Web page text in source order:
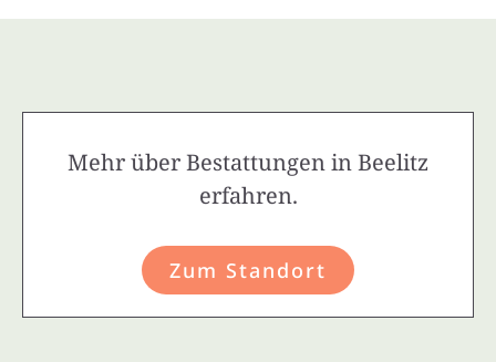
Mehr über Bestattungen in Beelitz
erfahren.
Zum Standort